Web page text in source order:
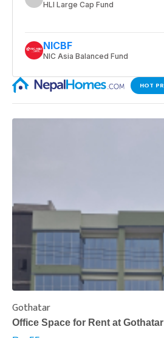
HOT
Gothatar
Office Space for Rent at Gothatar